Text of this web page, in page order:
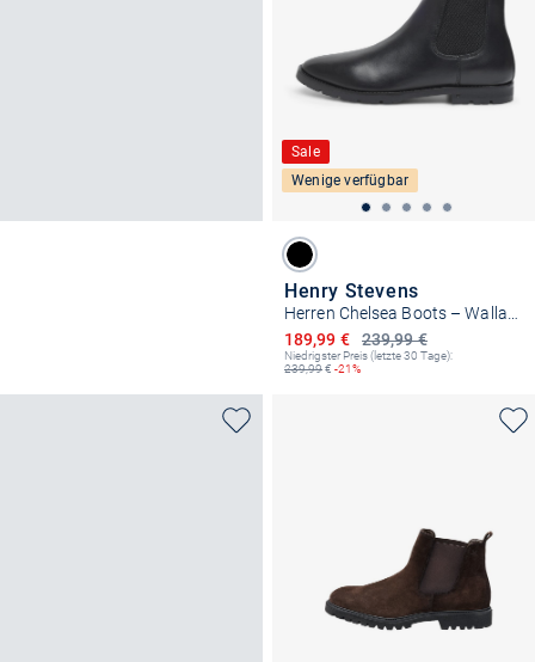
Sale
Wenige verfügbar
Henry Stevens
Herren Chelsea Boots – Wallace CB
239,99 €
Ermäßigter Preis
189,99 €
Niedrigster Preis (letzte 30 Tage):
239,99€ -21%